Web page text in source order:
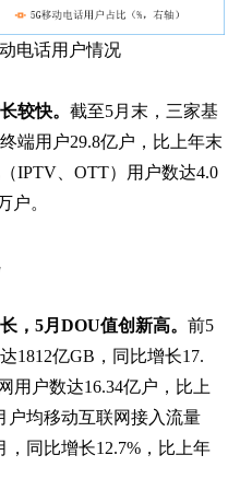
电话用户情况
较快。 截至5月末，三家基
端用户29.8亿户，比上年末
IPTV、OTT）用户数达4.0
户。
，5月DOU值创新高。 前5
1812亿GB，同比增长17.
用户数达16.34亿户，比上
户均移动互联网接入流量
，同比增长12.7%，比上年